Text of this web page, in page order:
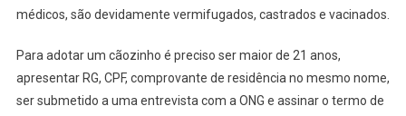
médicos, são devidamente vermifugados, castrados e vacinados.
Para adotar um cãozinho é preciso ser maior de 21 anos,
apresentar RG, CPF, comprovante de residência no mesmo nome,
ser submetido a uma entrevista com a ONG e assinar o termo de